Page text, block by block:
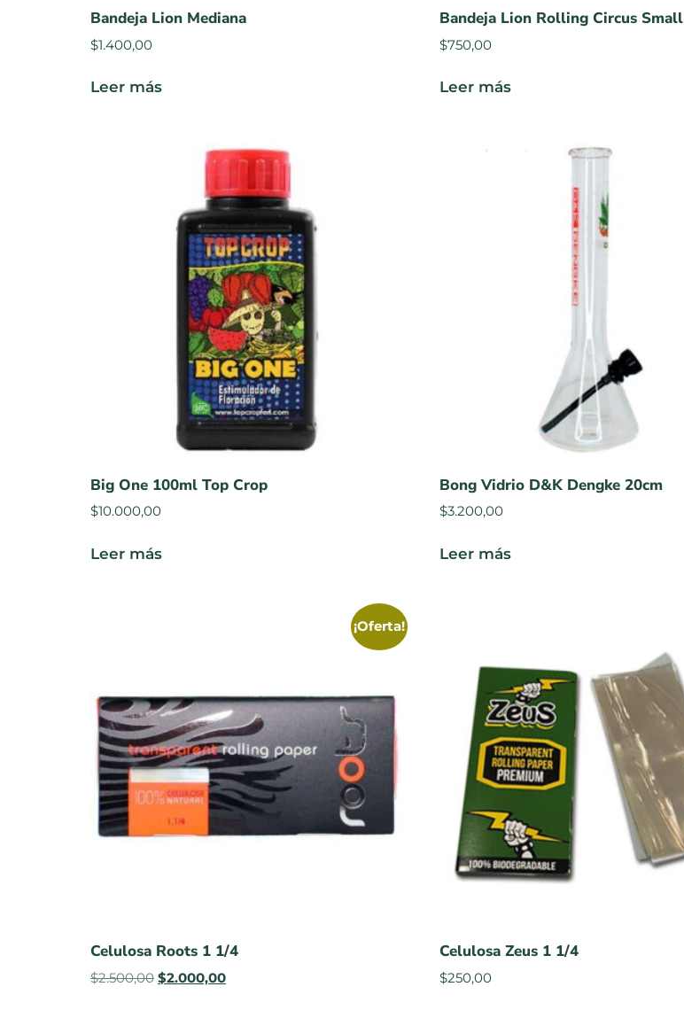
Bandeja Lion Mediana
$1.400,00
Leer más
Bandeja Lion Rolling Circus Small
$750,00
Leer más
Big One 100ml Top Crop
$10.000,00
Leer más
Bong Vidrio D&K Dengke 20cm
$3.200,00
Leer más
¡Oferta!
Celulosa Roots 1 1/4
$2.500,00 $2.000,00
Celulosa Zeus 1 1/4
$250,00